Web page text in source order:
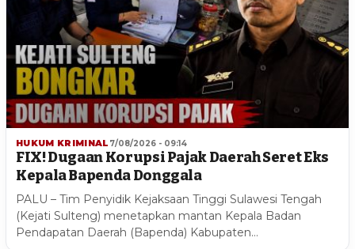
HUKUM KRIMINAL 7/08/2026 - 09:14
FIX! Dugaan Korupsi Pajak Daerah Seret Eks
Kepala Bapenda Donggala
PALU – Tim Penyidik Kejaksaan Tinggi Sulawesi Tengah
(Kejati Sulteng) menetapkan mantan Kepala Badan
Pendapatan Daerah (Bapenda) Kabupaten…